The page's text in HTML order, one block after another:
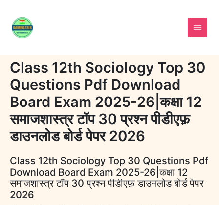
content
Class 12th Sociology Top 30
Questions Pdf Download
Board Exam 2025-26|कक्षा 12
समाजशास्त्र टॉप 30 प्रश्न पीडीएफ़
डाउनलोड बोर्ड पेपर 2026
Class 12th Sociology Top 30 Questions Pdf
Download Board Exam 2025-26|कक्षा 12
समाजशास्त्र टॉप 30 प्रश्न पीडीएफ़ डाउनलोड बोर्ड पेपर
2026